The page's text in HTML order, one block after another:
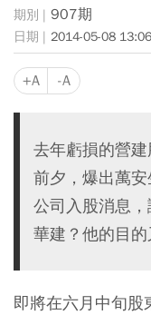
907期
2014-05-08 13:06
+A -A
去年虧損的營
前夕，爆出萬
公司入股消息
華建？他的目的
即將在六月中旬股